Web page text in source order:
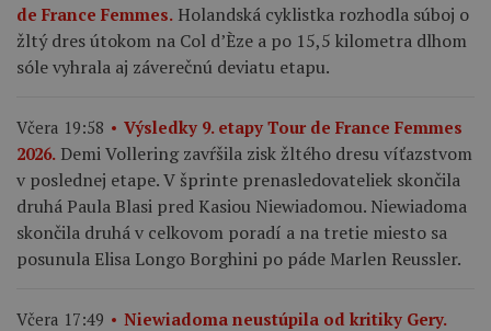
de France Femmes. Holandská cyklistka rozhodla súboj o
žltý dres útokom na Col d’Èze a po 15,5 kilometra dlhom
sóle vyhrala aj záverečnú deviatu etapu.
Včera 19:58
Výsledky 9. etapy Tour de France Femmes
2026. Demi Vollering zavŕšila zisk žltého dresu víťazstvom
v poslednej etape. V šprinte prenasledovateliek skončila
druhá Paula Blasi pred Kasiou Niewiadomou. Niewiadoma
skončila druhá v celkovom poradí a na tretie miesto sa
posunula Elisa Longo Borghini po páde Marlen Reussler.
Včera 17:49
Niewiadoma neustúpila od kritiky Gery.